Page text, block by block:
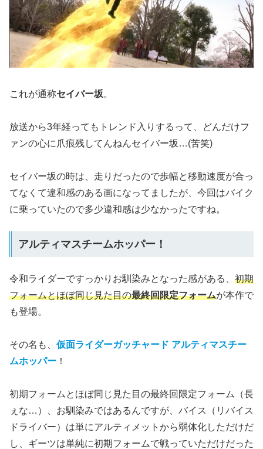
これが通称セイバー坂。
放送から3年経ってもトレンド入りするって、どんだけフ
ァンの心に爪痕残してんねんセイバー坂…(苦笑)
セイバー坂の時は、走りだったので歩幅と移動速度が合っ
てなくて違和感のある画になってましたが、今回はバイク
に乗っていたので多少違和感は少なかったですね。
アルティマスチームホッパー！
令和ライダーですっかりお馴染みとなった感がある、 初期
フォームとほぼ同じ見た目の最終回限定フォームが本作で
も登場。
その名も、 仮面ライダーガッチャード アルティマスチー
ムホッパー ！
初期フォームとほぼ同じ見た目の最終回限定フォーム（長
ぇな…）、お馴染みではあるんですが、バイス（リバイス
ドライバー）は単にアルティメットから弱体化しただけだ
し、ギーツは単純に初期フォームで戦っていただけだった